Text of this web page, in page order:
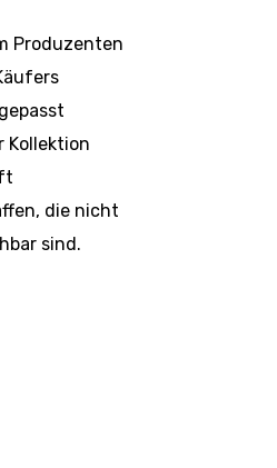
Produzenten
Kollektion
die nicht
sind.